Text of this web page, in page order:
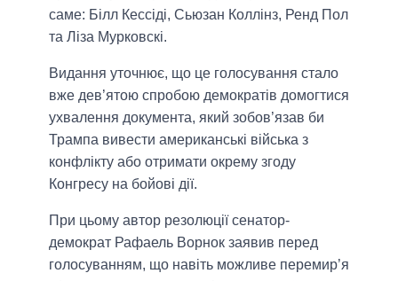
саме: Білл Кессіді, Сьюзан Коллінз, Ренд Пол
та Ліза Мурковскі.
Видання уточнює, що це голосування стало
вже дев’ятою спробою демократів домогтися
ухвалення документа, який зобов’язав би
Трампа вивести американські війська з
конфлікту або отримати окрему згоду
Конгресу на бойові дії.
При цьому автор резолюції сенатор-
демократ Рафаель Ворнок заявив перед
голосуванням, що навіть можливе перемир’я